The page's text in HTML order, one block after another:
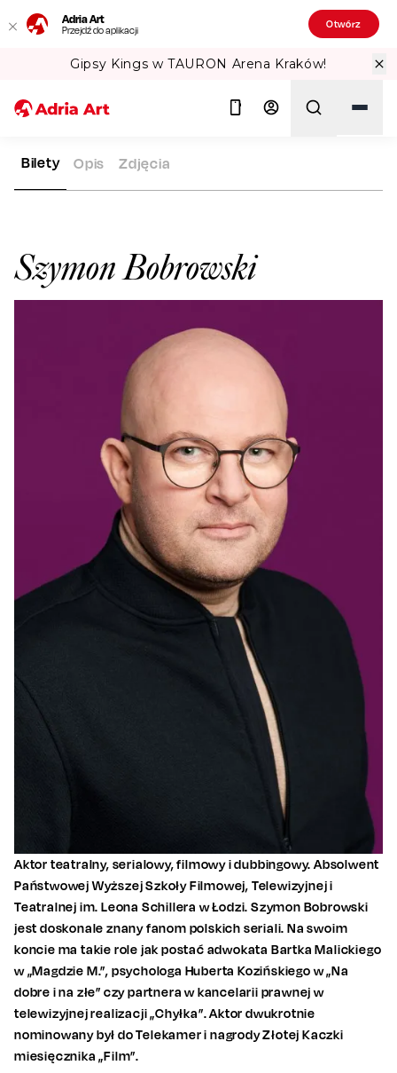
Adria Art
Przejdź do aplikacji Otwórz
Gipsy Kings w TAURON Arena Kraków!
ADRIA ART ARTYŚCI SZYMON BOBROWSKI
Szymon Bobrowski
Bilety Opis Zdjęcia
Aktor teatralny, serialowy, filmowy i dubbingowy. Absolwent
Państwowej Wyższej Szkoły Filmowej, Telewizyjnej i
Teatralnej im. Leona Schillera w Łodzi. Szymon Bobrowski
jest doskonale znany fanom polskich seriali. Na swoim
koncie ma takie role jak postać adwokata Bartka Malickiego
w „Magdzie M.”, psychologa Huberta Kozińskiego w „Na
dobre i na złe” czy partnera w kancelarii prawnej w
telewizyjnej realizacji „Chyłka”. Aktor dwukrotnie
nominowany był do Telekamer i nagrody Złotej Kaczki
miesięcznika „Film”.